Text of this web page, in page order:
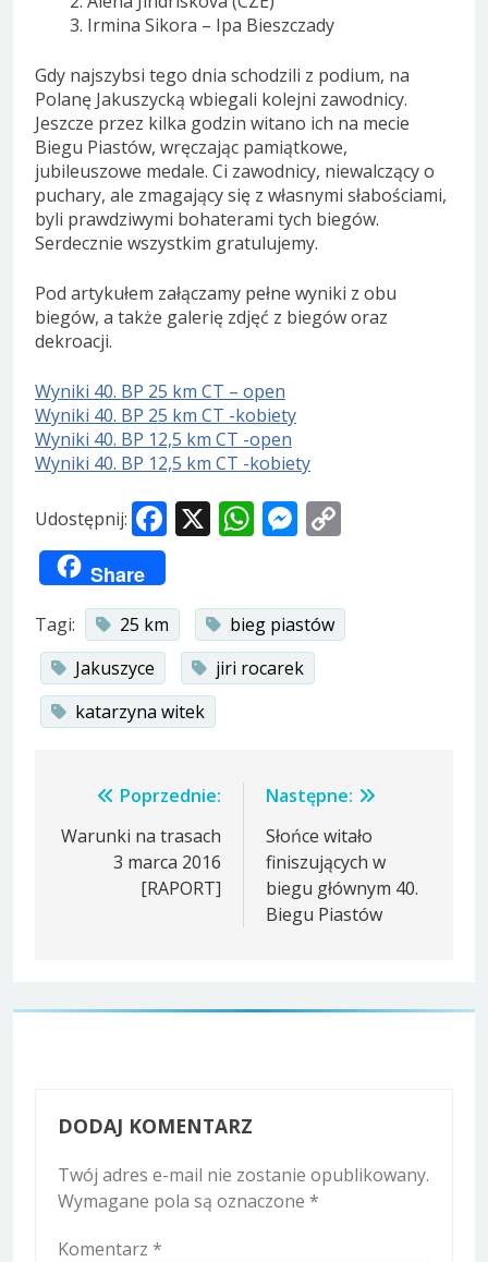
Irmina Sikora – Ipa Bieszczady
Gdy najszybsi tego dnia schodzili z podium, na
Polanę Jakuszycką wbiegali kolejni zawodnicy.
Jeszcze przez kilka godzin witano ich na mecie
Biegu Piastów, wręczając pamiątkowe,
jubileuszowe medale. Ci zawodnicy, niewalczący o
puchary, ale zmagający się z własnymi słabościami,
byli prawdziwymi bohaterami tych biegów.
Serdecznie wszystkim gratulujemy.
Pod artykułem załączamy pełne wyniki z obu
biegów, a także galerię zdjęć z biegów oraz
dekroacji.
Wyniki 40. BP 25 km CT – open
Wyniki 40. BP 25 km CT -kobiety
Wyniki 40. BP 12,5 km CT -open
Wyniki 40. BP 12,5 km CT -kobiety
Udostępnij: Facebook
X WhatsApp
Messenger
Share
Tagi: 25 km
bieg piastów
Jakuszyce
jiri rocarek
katarzyna witek
Nawigacja
wpisu
Poprzednie:
Warunki na trasach
3 marca 2016
[RAPORT]
Następne:
Słońce witało
finiszujących w
biegu głównym 40.
Biegu Piastów
DODAJ KOMENTARZ
Twój adres e-mail nie zostanie opublikowany.
Wymagane pola są oznaczone *
Komentarz *